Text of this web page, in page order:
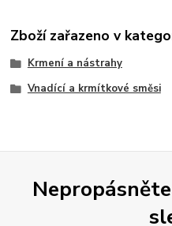
Zboží zařazeno v
Krmení a nástrahy
Vnadící a krmítkové směsi